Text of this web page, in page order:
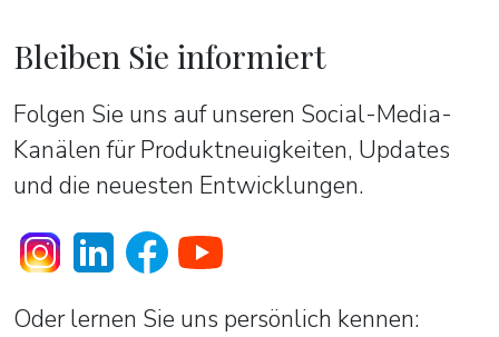
Bleiben Sie informiert
Folgen Sie uns auf unseren Social-Media-
Kanälen für Produktneuigkeiten, Updates
und die neuesten Entwicklungen.
Oder lernen Sie uns persönlich kennen: